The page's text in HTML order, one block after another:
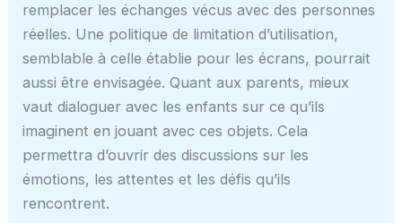
remplacer les échanges vécus avec des personnes
réelles. Une politique de limitation d’utilisation,
semblable à celle établie pour les écrans, pourrait
aussi être envisagée. Quant aux parents, mieux
vaut dialoguer avec les enfants sur ce qu’ils
imaginent en jouant avec ces objets. Cela
permettra d’ouvrir des discussions sur les
émotions, les attentes et les défis qu’ils
rencontrent.